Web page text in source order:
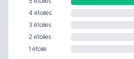
4 étoiles
3 étoiles
2 étoiles
1 étoile